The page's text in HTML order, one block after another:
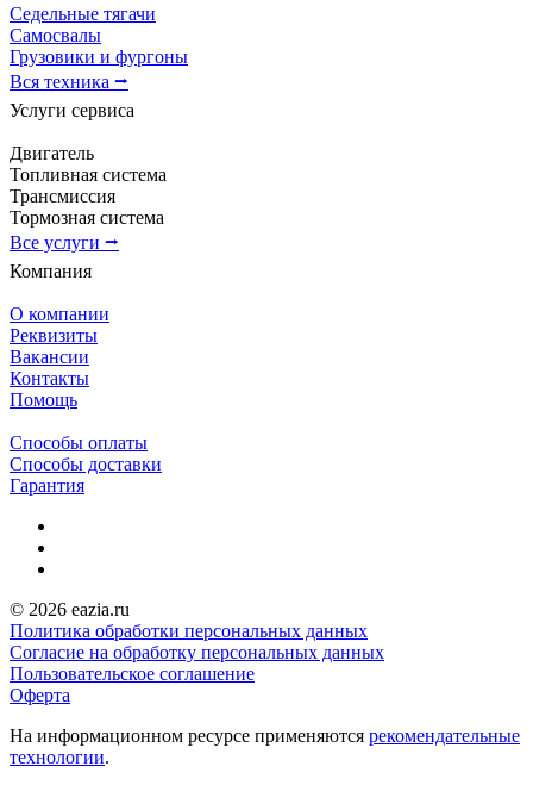
Седельные тягачи
Самосвалы
Грузовики и фургоны
Вся техника ⭢
Услуги сервиса
Двигатель
Топливная система
Трансмиссия
Тормозная система
Все услуги ⭢
Компания
О компании
Реквизиты
Вакансии
Контакты
Помощь
Способы оплаты
Способы доставки
Гарантия
© 2026 eazia.ru
Политика обработки персональных данных
Согласие на обработку персональных данных
Пользовательское соглашение
Оферта
На информационном ресурсе применяются рекомендательные
технологии.